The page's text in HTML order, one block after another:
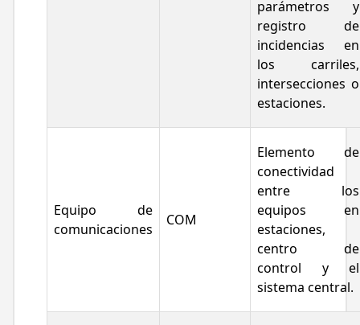
parámetros y
registro de
incidencias en
los carriles,
intersecciones o
estaciones.
Equipo de
comunicaciones
COM
Elemento de
conectividad
entre los
equipos en
estaciones,
centro de
control y el
sistema central.